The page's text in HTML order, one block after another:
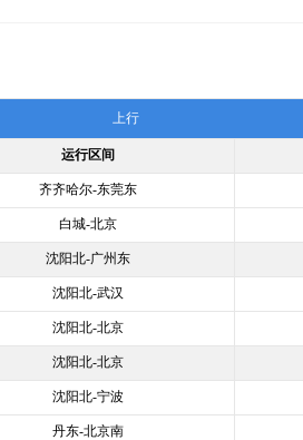
上行
运行区间
齐齐哈尔-东莞东
白城-北京
沈阳北-广州东
沈阳北-武汉
沈阳北-北京
沈阳北-北京
沈阳北-宁波
丹东-北京南